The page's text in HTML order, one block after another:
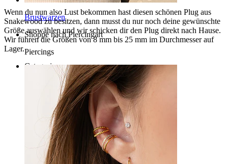
Brustwarzen
Shoppe nach Piercingart
Piercings
Wenn du nun also Lust bekommen hast diesen schönen Plug aus
Snakewood zu besitzen, dann musst du nur noch deine gewünschte
Größe auswählen und wir schicken dir den Plug direkt nach Hause.
Wir führen die Größen von 8 mm bis 25 mm im Durchmesser auf
Lager.
Categories
Bauchnabel
Lippen
Brustwarzen
Industrial
Dermal